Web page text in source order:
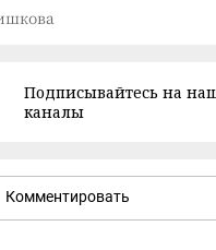
Подписывайтесь на
каналы
Комментировать